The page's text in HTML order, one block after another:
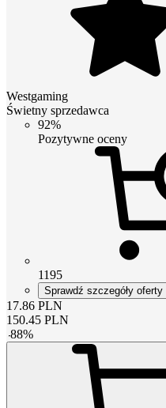
Westgaming
Świetny sprzedawca
92%
Pozytywne oceny
1195
Sprawdź szczegóły oferty
17.86 PLN
150.45 PLN
-88%